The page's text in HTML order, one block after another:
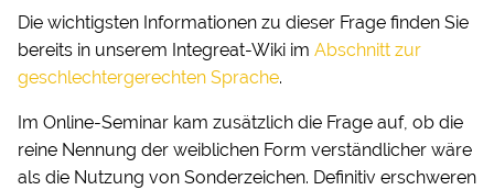
Die wichtigsten Informationen zu dieser Frage finden Sie
bereits in unserem Integreat-Wiki im Abschnitt zur
geschlechtergerechten Sprache.
Im Online-Seminar kam zusätzlich die Frage auf, ob die
reine Nennung der weiblichen Form verständlicher wäre
als die Nutzung von Sonderzeichen. Definitiv erschweren